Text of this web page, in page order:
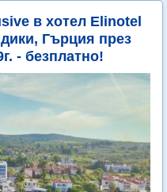
в хотел Elinotel
Гърция през
- безплатно!